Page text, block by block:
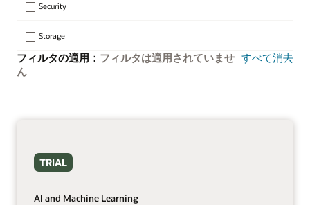
Security
Storage
フィルタの適用： フィルタは適用されていませ
ん
すべて消去
TRIAL
AI and Machine Learning